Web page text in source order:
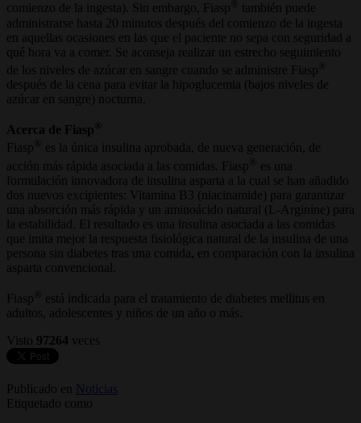
comienzo de la ingesta). Sin embargo, Fiasp
también puede
administrarse hasta 20 minutos después del comienzo de la ingesta
en aquellas ocasiones en las que el paciente no sepa con seguridad a
qué hora va a comer. Se aconseja realizar un estrecho seguimiento
de los niveles de azúcar en sangre cuando se administre Fiasp
después de la cena para evitar la hipoglucemia (bajos niveles de
azúcar en sangre) nocturna.
Acerca de Fiasp ®
Fiasp
es la única insulina aprobada, de nueva generación, de
acción más rápida asociada a las comidas. Fiasp
es una
formulación innovadora de insulina asparta a la cual se han añadido
dos nuevos excipientes: Vitamina B3 (niacinamide) para garantizar
una absorción más rápida y un aminoácido natural (L-Arginine) para
la estabilidad. El resultado es una insulina asociada a las comidas
que imita mejor la respuesta fisiológica natural de la insulina de una
persona sin diabetes tras una comida, en comparación con la insulina
asparta convencional.
Fiasp
está indicada para el tratamiento de diabetes mellitus en
adultos, adolescentes y niños de un año o más.
Visto 97264 veces
Publicado en
Noticias
Etiquetado como